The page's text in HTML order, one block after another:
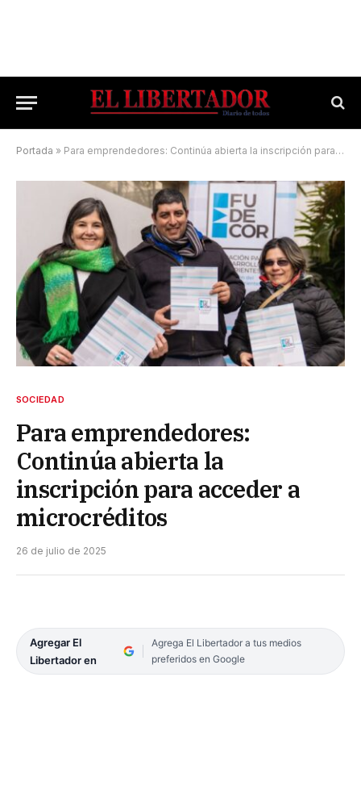
Portada » Para emprendedores: Continúa abierta la inscripción para acceder a microcréditos
SOCIEDAD
Para emprendedores:
Continúa abierta la
inscripción para acceder a
microcréditos
26 de julio de 2025
Agregar El
Libertador en
Agrega El Libertador a tus medios
preferidos en Google